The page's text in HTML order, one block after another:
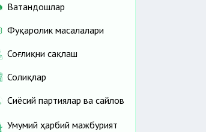
Ватандошлар
Фуқаролик масалалари
Соғлиқни сақлаш
Солиқлар
Сиёсий партиялар ва сайлов
Умумий ҳарбий мажбурият